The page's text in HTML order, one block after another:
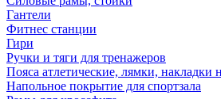
Гантели
Фитнес станции
Гири
Ручки и тяги для тренажеров
Пояса атлетические, лямки, накладки
Напольное покрытие для спортзала